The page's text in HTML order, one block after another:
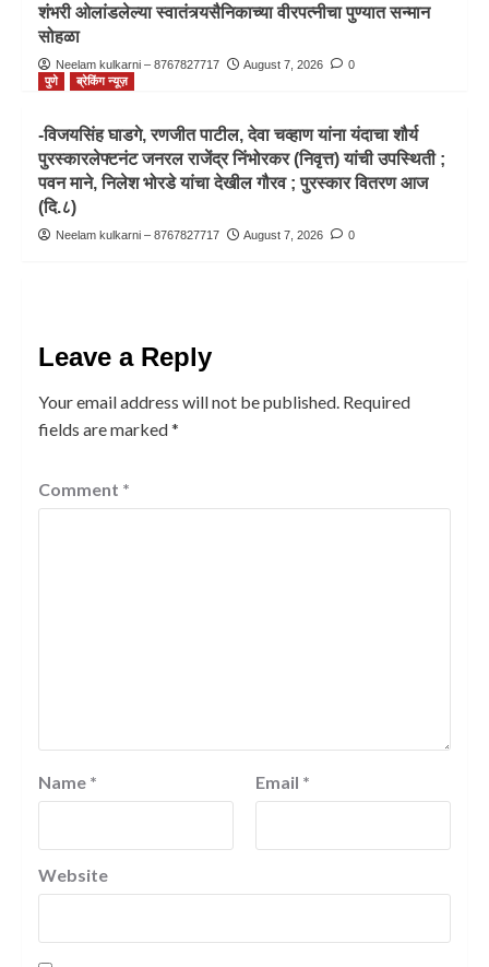
शंभरी ओलांडलेल्या स्वातंत्र्यसैनिकाच्या वीरपत्नीचा पुण्यात सन्मान
सोहळा
Neelam kulkarni – 8767827717 August 7, 2026
0
पुणे
ब्रेकिंग न्यूज़
-विजयसिंह घाडगे, रणजीत पाटील, देवा चव्हाण यांना यंदाचा शौर्य
पुरस्कारलेफ्टनंट जनरल राजेंद्र निंभोरकर (निवृत्त) यांची उपस्थिती ;
पवन माने, निलेश भोरडे यांचा देखील गौरव ; पुरस्कार वितरण आज
(दि.८)
Neelam kulkarni – 8767827717 August 7, 2026 0
Leave a Reply
Your email address will not be published. Required
fields are marked*
Comment *
Name * Email *
Website